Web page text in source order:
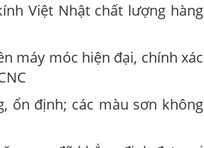
Việt Nhật chất lượng hàng
máy móc hiện đại, chính xác
ổn định; các màu sơn không